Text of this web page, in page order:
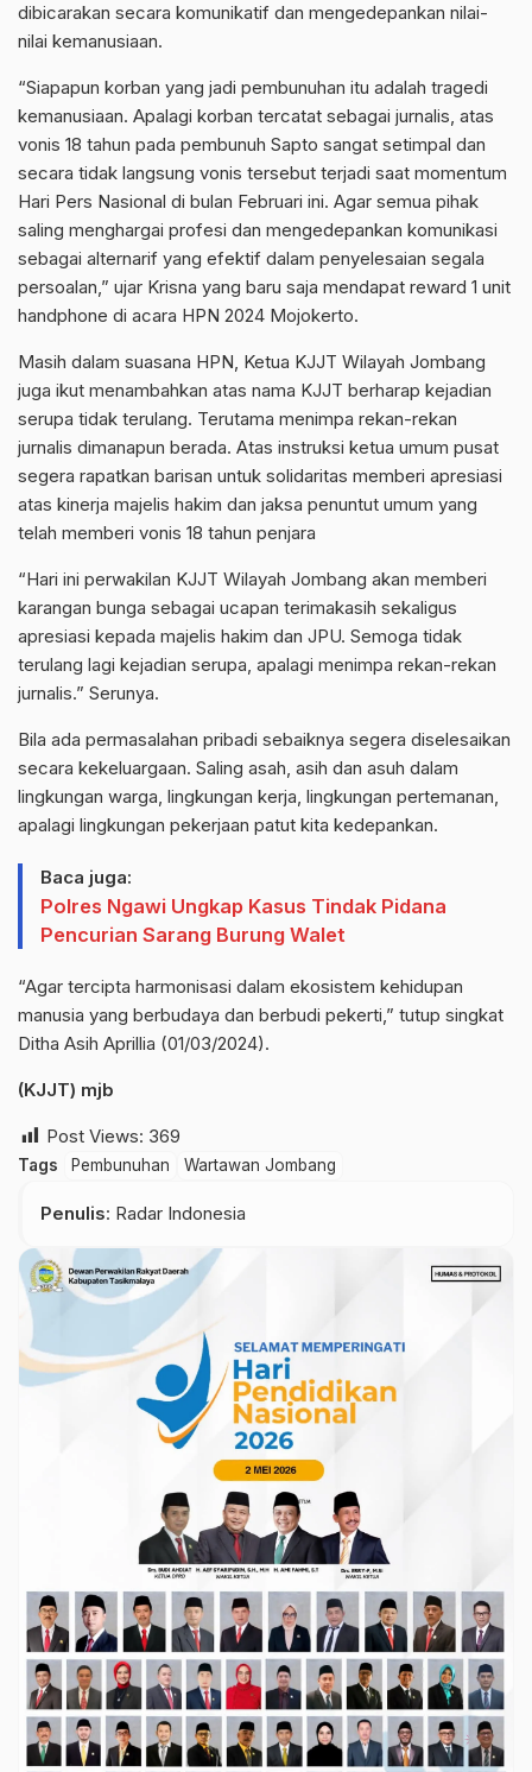
dibicarakan secara komunikatif dan mengedepankan nilai-
nilai kemanusiaan.
“Siapapun korban yang jadi pembunuhan itu adalah tragedi
kemanusiaan. Apalagi korban tercatat sebagai jurnalis, atas
vonis 18 tahun pada pembunuh Sapto sangat setimpal dan
secara tidak langsung vonis tersebut terjadi saat momentum
Hari Pers Nasional di bulan Februari ini. Agar semua pihak
saling menghargai profesi dan mengedepankan komunikasi
sebagai alternarif yang efektif dalam penyelesaian segala
persoalan,” ujar Krisna yang baru saja mendapat reward 1 unit
handphone di acara HPN 2024 Mojokerto.
Masih dalam suasana HPN, Ketua KJJT Wilayah Jombang
juga ikut menambahkan atas nama KJJT berharap kejadian
serupa tidak terulang. Terutama menimpa rekan-rekan
jurnalis dimanapun berada. Atas instruksi ketua umum pusat
segera rapatkan barisan untuk solidaritas memberi apresiasi
atas kinerja majelis hakim dan jaksa penuntut umum yang
telah memberi vonis 18 tahun penjara
“Hari ini perwakilan KJJT Wilayah Jombang akan memberi
karangan bunga sebagai ucapan terimakasih sekaligus
apresiasi kepada majelis hakim dan JPU. Semoga tidak
terulang lagi kejadian serupa, apalagi menimpa rekan-rekan
jurnalis.” Serunya.
Bila ada permasalahan pribadi sebaiknya segera diselesaikan
secara kekeluargaan. Saling asah, asih dan asuh dalam
lingkungan warga, lingkungan kerja, lingkungan pertemanan,
apalagi lingkungan pekerjaan patut kita kedepankan.
Baca juga:
Polres Ngawi Ungkap Kasus Tindak Pidana
Pencurian Sarang Burung Walet
“Agar tercipta harmonisasi dalam ekosistem kehidupan
manusia yang berbudaya dan berbudi pekerti,” tutup singkat
Ditha Asih Aprillia (01/03/2024).
(KJJT) mjb
Post Views: 369
Tags Pembunuhan Wartawan Jombang
Penulis: Radar Indonesia